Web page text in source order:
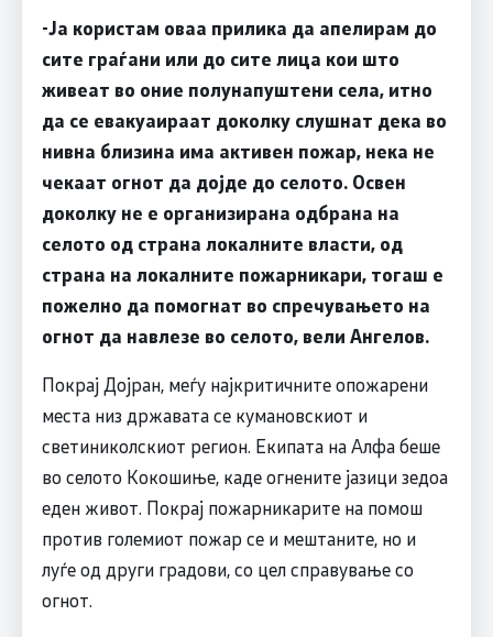
-Ја користам оваа прилика да апелирам до
сите граѓани или до сите лица кои што
живеат во оние полунапуштени села, итно
да се евакуаираат доколку слушнат дека во
нивна близина има активен пожар, нека не
чекаат огнот да дојде до селото. Освен
доколку не е организирана одбрана на
селото од страна локалните власти, од
страна на локалните пожарникари, тогаш е
пожелно да помогнат во спречувањето на
огнот да навлезе во селото, вели Ангелов.
Покрај Дојран, меѓу најкритичните опожарени
места низ државата се кумановскиот и
светиниколскиот регион. Екипата на Алфа беше
во селото Кокошиње, каде огнените јазици зедоа
еден живот. Покрај пожарникарите на помош
против големиот пожар се и мештаните, но и
луѓе од други градови, со цел справување со
огнот.